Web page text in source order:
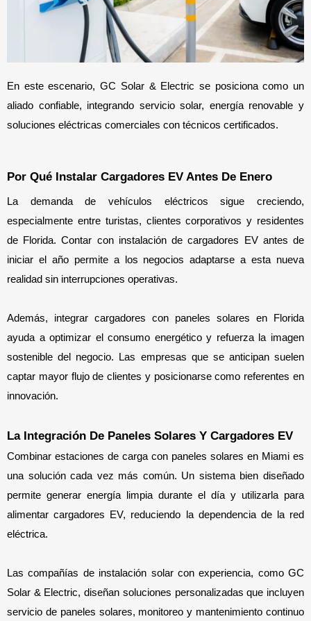
En este escenario, GC Solar & Electric se posiciona como un
aliado confiable, integrando servicio solar, energía renovable y
soluciones eléctricas comerciales con técnicos certificados.
Por Qué Instalar Cargadores EV Antes De Enero
La demanda de vehículos eléctricos sigue creciendo,
especialmente entre turistas, clientes corporativos y residentes
de Florida. Contar con instalación de cargadores EV antes de
iniciar el año permite a los negocios adaptarse a esta nueva
realidad sin interrupciones operativas.
Además, integrar cargadores con paneles solares en Florida
ayuda a optimizar el consumo energético y refuerza la imagen
sostenible del negocio. Las empresas que se anticipan suelen
captar mayor flujo de clientes y posicionarse como referentes en
innovación.
La Integración De Paneles Solares Y Cargadores EV
Combinar estaciones de carga con paneles solares en Miami es
una solución cada vez más común. Un sistema bien diseñado
permite generar energía limpia durante el día y utilizarla para
alimentar cargadores EV, reduciendo la dependencia de la red
eléctrica.
Las compañías de instalación solar con experiencia, como GC
Solar & Electric, diseñan soluciones personalizadas que incluyen
servicio de paneles solares, monitoreo y mantenimiento continuo